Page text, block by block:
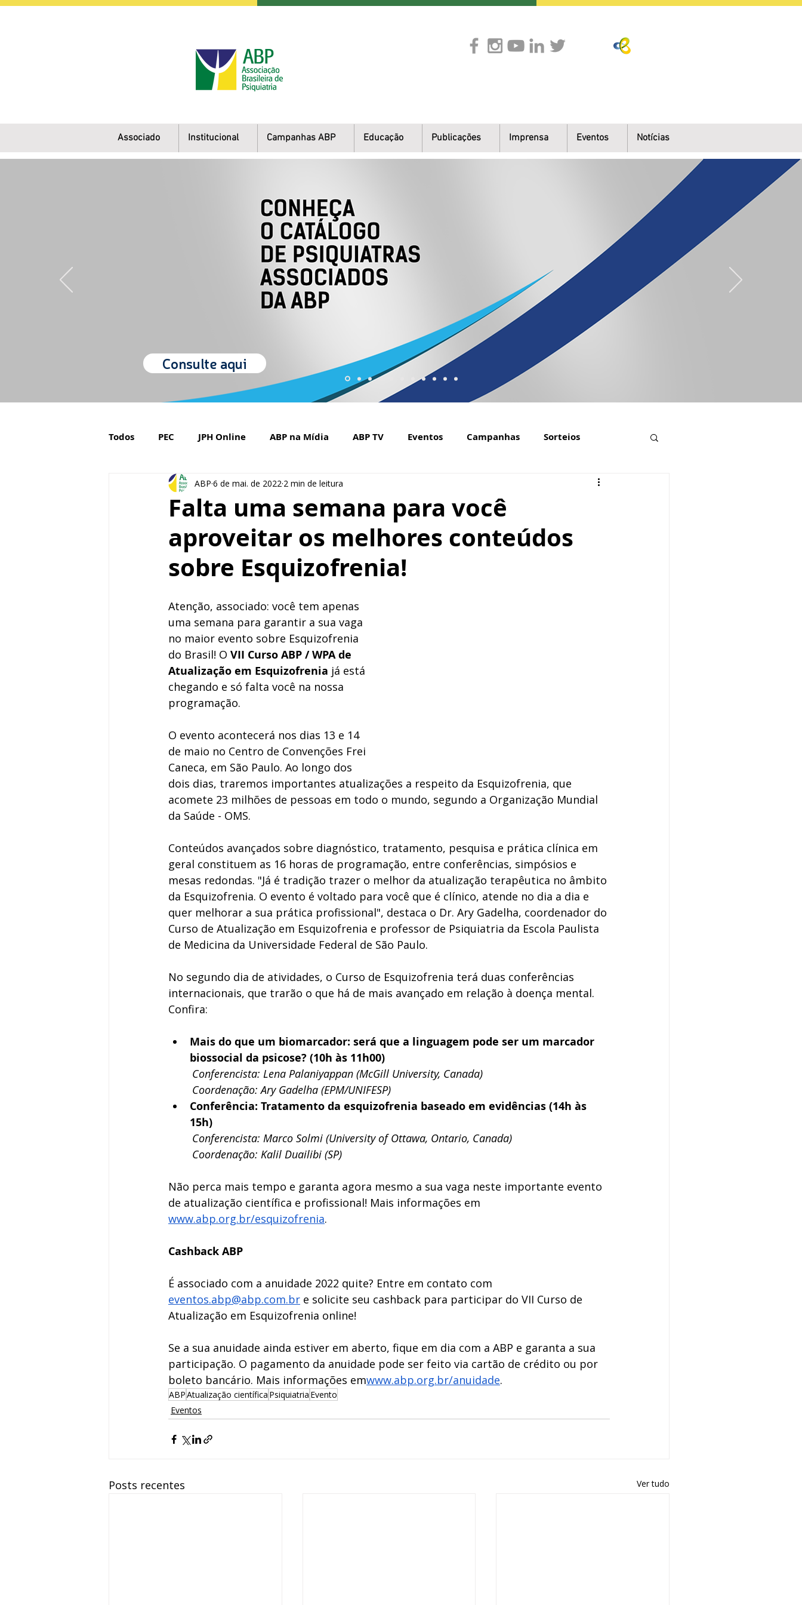
Associado Institucional Campanhas ABP Educação Publicações Imprensa Eventos Notícias
Consulte aqui
Todos PEC JPH Online ABP na Mídia ABP TV Eventos Campanhas Sorteios
Orgulho de ser Psiquiatra Setembro Amarelo na mídia
Falta uma semana para você
aproveitar os melhores conteúdos
sobre Esquizofrenia!
ABP 6 de mai. de 2022 2 min de leitura
Atenção, associado: você tem apenas
uma semana para garantir a sua vaga
no maior evento sobre Esquizofrenia
do Brasil! O VII Curso ABP / WPA de
Atualização em Esquizofrenia já está
chegando e só falta você na nossa
programação.
O evento acontecerá nos dias 13 e 14
de maio no Centro de Convenções Frei
Caneca, em São Paulo. Ao longo dos
dois dias, traremos importantes atualizações a respeito da Esquizofrenia, que
acomete 23 milhões de pessoas em todo o mundo, segundo a Organização Mundial
da Saúde - OMS.
Conteúdos avançados sobre diagnóstico, tratamento, pesquisa e prática clínica em
geral constituem as 16 horas de programação, entre conferências, simpósios e
mesas redondas. "Já é tradição trazer o melhor da atualização terapêutica no âmbito
da Esquizofrenia. O evento é voltado para você que é clínico, atende no dia a dia e
quer melhorar a sua prática profissional", destaca o Dr. Ary Gadelha, coordenador do
Curso de Atualização em Esquizofrenia e professor de Psiquiatria da Escola Paulista
de Medicina da Universidade Federal de São Paulo.
No segundo dia de atividades, o Curso de Esquizofrenia terá duas conferências
internacionais, que trarão o que há de mais avançado em relação à doença mental.
Confira:
Mais do que um biomarcador: será que a linguagem pode ser um marcador
biossocial da psicose? (10h às 11h00)
Conferencista: Lena Palaniyappan (McGill University, Canada)
Coordenação: Ary Gadelha (EPM/UNIFESP)
Conferência: Tratamento da esquizofrenia baseado em evidências (14h às
15h)
Conferencista: Marco Solmi (University of Ottawa, Ontario, Canada)
Coordenação: Kalil Duailibi (SP)
Não perca mais tempo e garanta agora mesmo a sua vaga neste importante evento
de atualização científica e profissional! Mais informações em
www.abp.org.br/esquizofrenia.
Cashback ABP
É associado com a anuidade 2022 quite? Entre em contato com
eventos.abp@abp.com.br e solicite seu cashback para participar do VII Curso de
Atualização em Esquizofrenia online!
Se a sua anuidade ainda estiver em aberto, fique em dia com a ABP e garanta a sua
participação. O pagamento da anuidade pode ser feito via cartão de crédito ou por
boleto bancário. Mais informações emwww.abp.org.br/anuidade.
ABPAtualização científica Psiquiatria Evento
Eventos
Posts recentes Ver tudo